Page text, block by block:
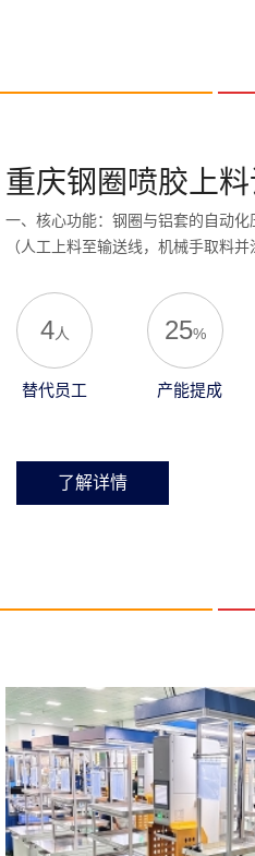
重庆钢圈喷胶上
一、核心功能：钢圈与铝套的自动
（人工上料至输送线，机械手取料
4人
替代员工
25%
产能提成
了解详情